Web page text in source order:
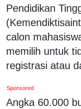
Pendidikan
calon
memilih untuk
registrasi atau
Sponsored
Angka 60.000